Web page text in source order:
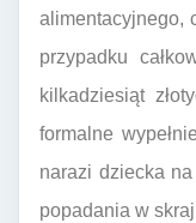
alimentacyjnego,
przypadku
kilkadziesiąt
formalne
narazi dziecka
popadania w